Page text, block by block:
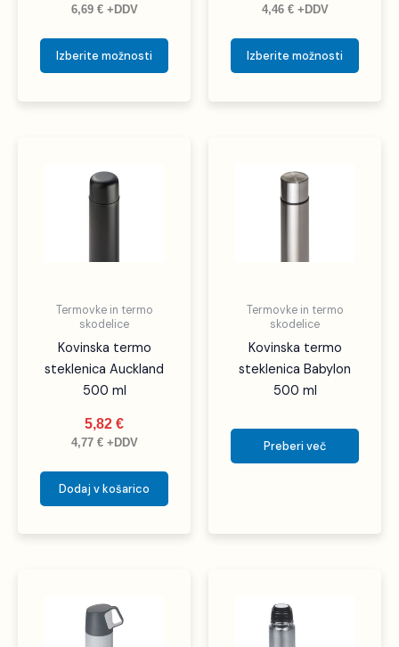
6,69 €+DDV
Izberite možnosti
4,46 €+DDV
Izberite možnosti
Termovke in termo
skodelice
Kovinska termo
steklenica Auckland
500 ml
5,82 €
4,77 €+DDV
Dodaj v košarico
Termovke in termo
skodelice
Kovinska termo
steklenica Babylon
500 ml
Preberi več